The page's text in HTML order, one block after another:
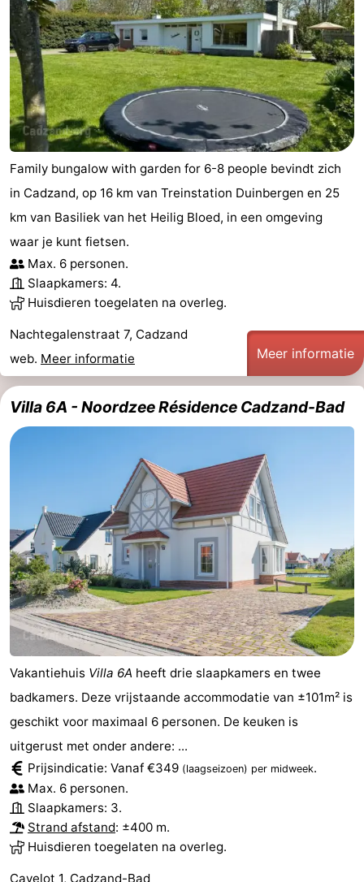
Family bungalow with garden for 6-8 people bevindt zich
in Cadzand, op 16 km van Treinstation Duinbergen en 25
km van Basiliek van het Heilig Bloed, in een omgeving
waar je kunt fietsen.
Max. 6 personen.
Slaapkamers: 4.
Huisdieren toegelaten na overleg.
Nachtegalenstraat 7, Cadzand
web. Meer informatie Meer informatie
Villa 6A - Noordzee Résidence Cadzand-Bad
Vakantiehuis Villa 6A heeft drie slaapkamers en twee
badkamers. Deze vrijstaande accommodatie van ±101m² is
geschikt voor maximaal 6 personen. De keuken is
uitgerust met onder andere: ...
Prijsindicatie: Vanaf €349 (laagseizoen) per midweek.
Max. 6 personen.
Slaapkamers: 3.
Strand afstand: ±400 m.
Huisdieren toegelaten na overleg.
Cavelot 1, Cadzand-Bad